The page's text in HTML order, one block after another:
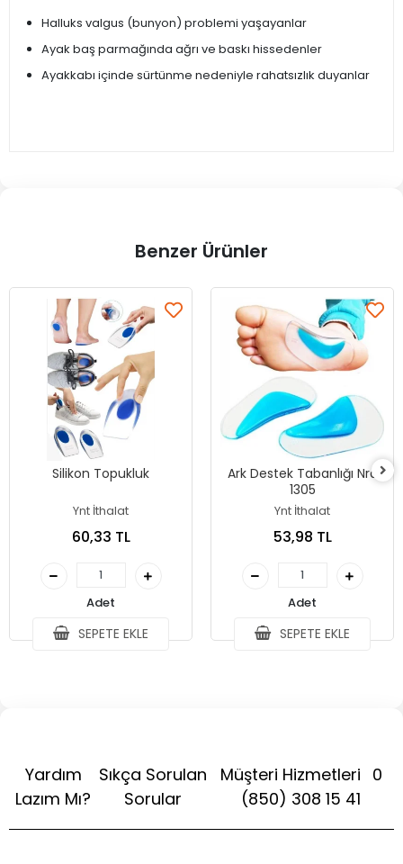
Halluks valgus (bunyon) problemi yaşayanlar
Ayak baş parmağında ağrı ve baskı hissedenler
Ayakkabı içinde sürtünme nedeniyle rahatsızlık duyanlar
Benzer Ürünler
Silikon Topukluk
Ynt İthalat
60,33 TL
Adet
SEPETE EKLE
Ark Destek Tabanlığı Nrd
1305
Ynt İthalat
53,98 TL
Adet
SEPETE EKLE
Yardım
Lazım Mı?
Sıkça Sorulan
Sorular
Müşteri Hizmetleri 0
(850) 308 15 41